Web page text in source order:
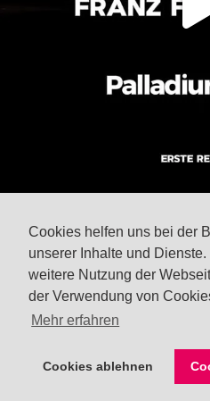
Cookies helfen uns bei der
unserer Inhalte und
weitere Nutzung der
der Verwendung von
Mehr erfahren
Cookies ablehnen